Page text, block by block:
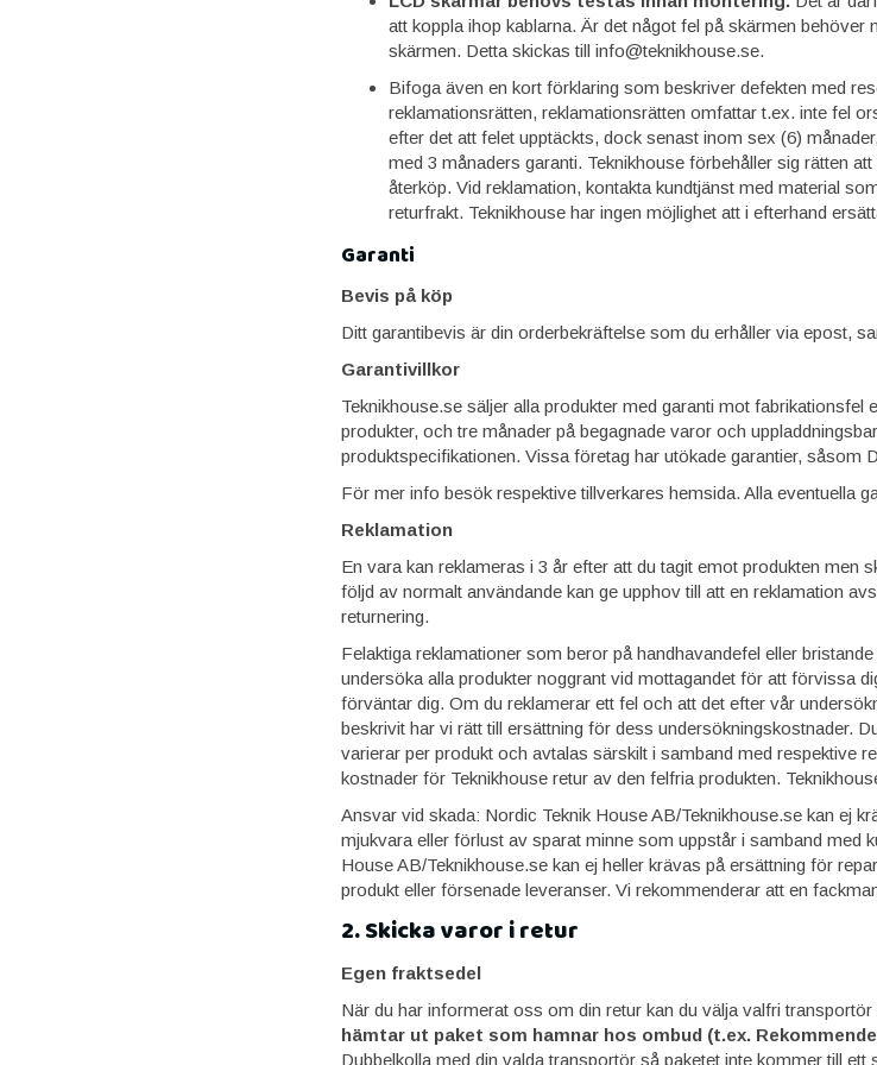
att koppla ihop kablarna. Är det något fel på skärmen
skärmen. Detta skickas till info@teknikhouse.se.
Bifoga även en kort förklaring som beskriver defekten med
reklamationsrätten, reklamationsrätten omfattar t.ex. inte fel
efter det att felet upptäckts, dock senast inom sex (6)
med 3 månaders garanti. Teknikhouse förbehåller sig rätten
återköp. Vid reklamation, kontakta kundtjänst med material
returfrakt. Teknikhouse har ingen möjlighet att i efterhand
Garanti
Bevis på köp
Ditt garantibevis är din orderbekräftelse som du erhåller via epost,
Garantivillkor
Teknikhouse.se säljer alla produkter med garanti mot
produkter, och tre månader på begagnade varor och
produktspecifikationen. Vissa företag har utökade garantier, såsom
För mer info besök respektive tillverkares hemsida. Alla eventuella
Reklamation
En vara kan reklameras i 3 år efter att du tagit emot produkten men
följd av normalt användande kan ge upphov till att en reklamation
returnering.
Felaktiga reklamationer som beror på handhavandefel eller
undersöka alla produkter noggrant vid mottagandet för att förvissa
förväntar dig. Om du reklamerar ett fel och att det efter vår
beskrivit har vi rätt till ersättning för dess undersökningskostnader.
varierar per produkt och avtalas särskilt i samband med respektive
kostnader för Teknikhouse retur av den felfria produkten.
Ansvar vid skada: Nordic Teknik House AB/Teknikhouse.se kan ej
mjukvara eller förlust av sparat minne som uppstår i samband med
House AB/Teknikhouse.se kan ej heller krävas på ersättning för
produkt eller försenade leveranser. Vi rekommenderar att en
2. Skicka varor i retur
Egen fraktsedel
När du har informerat oss om din retur kan du välja valfri
hämtar ut paket som hamnar hos ombud (t.ex.
Dubbelkolla med din valda transportör så paketet inte kommer till